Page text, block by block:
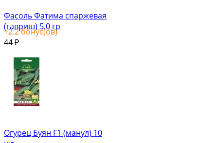
Фасоль Фатима спаржевая
(гавриш) 5,0 гр
+2.2бонус(ов)
44 ₽
Огурец Буян F1 (манул) 10